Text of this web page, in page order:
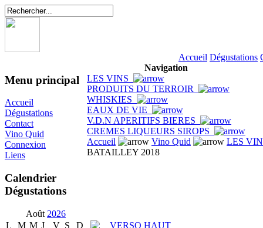
Accueil Dégustations
Menu principal
Accueil
Dégustations
Contact
Vino Quid
Connexion
Liens
Calendrier
Dégustations
Août 2026
L
M M J V S
D
Navigation
LES VINS
PRODUITS DU TERROIR
WHISKIES
EAUX DE VIE
V.D.N APERITIFS BIERES
CREMES LIQUEURS SIROPS
Accueil
Vino Quid
LES
BATAILLEY 2018